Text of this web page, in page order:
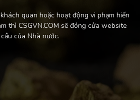
quan hoặc hoạt động vi phạm hiến
thì CSGVN.COM sẽ đóng cửa website
của Nhà nước.